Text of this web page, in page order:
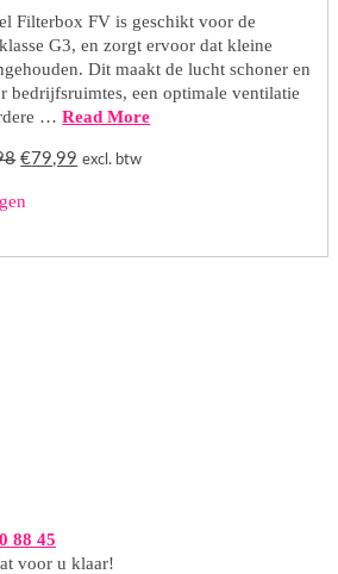
Filterbox FV is geschikt voor de
G3, en zorgt ervoor dat kleine
Dit maakt de lucht schoner en
bedrijfsruimtes, een optimale ventilatie
…Read More
Oorspronkelijke
was:
€79,99 Huidige
excl. btw
88 45
voor u klaar!